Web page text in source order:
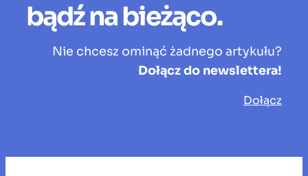
bądź na bieżąco.
Nie chcesz ominąć żadnego artykułu?
Dołącz do newslettera!
Dołącz